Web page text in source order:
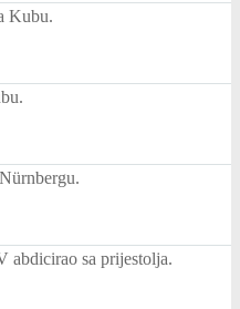
Kubu.
abdicirao sa prijestolja.